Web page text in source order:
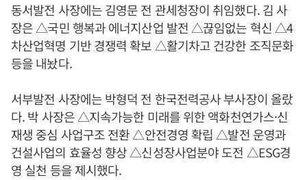
동서발전 사장에는 김영문 전 관세청장이 취임했다. 김 사
장은 △국민 행복과 에너지산업 발전 △끊임없는 혁신 △4
차산업혁명 기반 경쟁력 확보 △활기차고 건강한 조직문화
등을 내놨다.
서부발전 사장에는 박형덕 전 한국전력공사 부사장이 올랐
다. 박 사장은 △지속가능한 미래를 위한 액화천연가스·신
재생 중심 사업구조 전환 △안전경영 확립 △발전 운영과
건설사업의 효율성 향상 △신성장사업분야 도전 △ESG경
영 실천 등을 제시했다.